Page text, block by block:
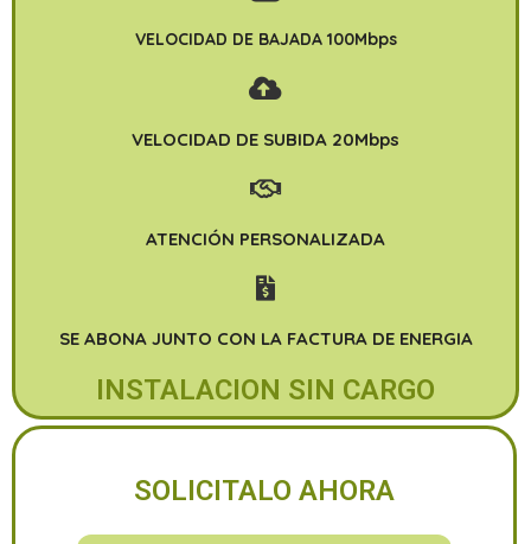
VELOCIDAD DE BAJADA 100Mbps
VELOCIDAD DE SUBIDA 20Mbps
ATENCIÓN PERSONALIZADA
SE ABONA JUNTO CON LA FACTURA DE ENERGIA
INSTALACION SIN CARGO
SOLICITALO AHORA